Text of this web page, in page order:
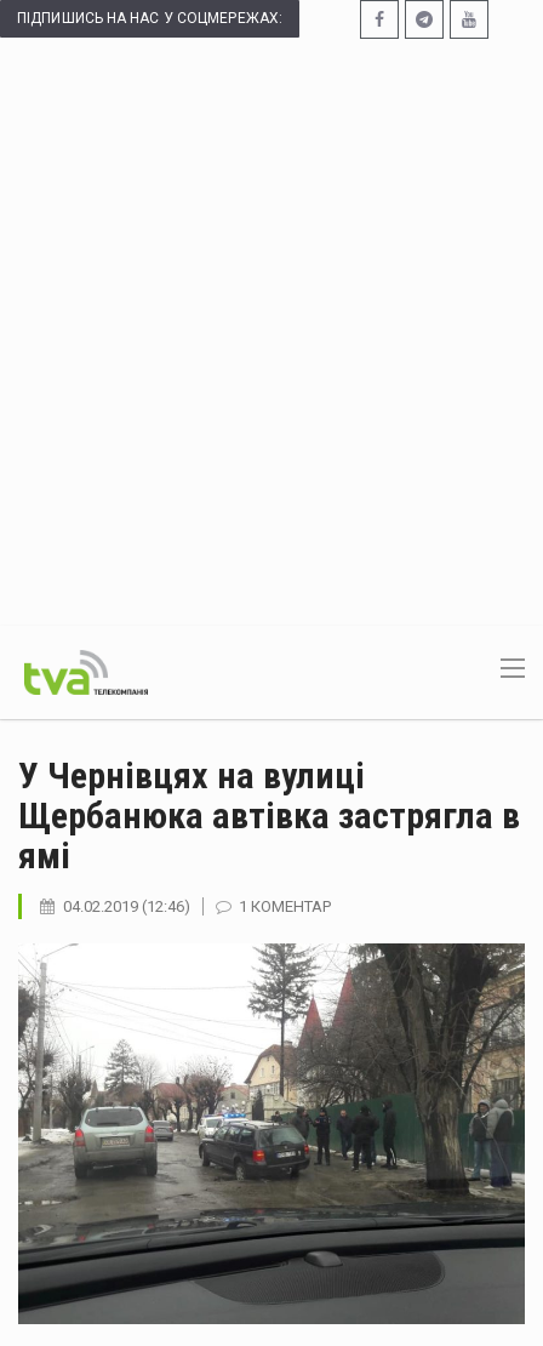
ПІДПИШИСЬ НА НАС У СОЦМЕРЕЖАХ:
У Чернівцях на вулиці
Щербанюка автівка застрягла в
ямі
04.02.2019 (12:46) 1 КОМЕНТАР